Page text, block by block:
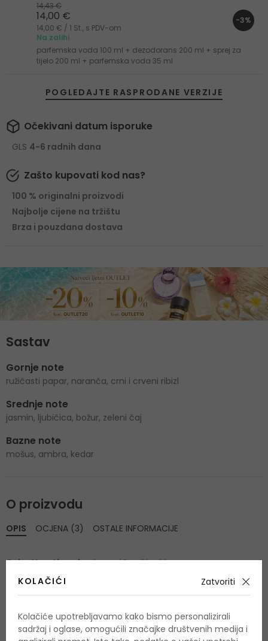
parfemska voda 100 ml + dezodorans 200 ml + sprej za
tijelo 200 ml + parfemska voda 35 ml
14,43 €
14,00 €
14,00 € / 1 St., s PDV-om
Na zalihi
-3%
POGLEDAJTE RASPRODANE VERZIJE
Očekivani datum isporuke
GLS 4-6 radnih dana
Zašto kupovati kod nas?
100 % originalni proizvodi
Najbolje cijene na tržištu
Brza i pouzdana dostava
Sastav
Gornje note
ružičasti papar, naranča, crni i crveni ribizl
Srednje note
jasmin, ljubičica, božur, zeleni čaj
Bazne note
mošus, ambra, kedar
O proizvodu
OPIS
Cuba Heartbreakerje novi ženski miris.
OCJENA (3) OSTALE INFORMACIJE
KOLAČIĆI Zatvoriti
Kolačiće upotrebljavamo kako bismo personalizirali
sadržaj i oglase, omogućili značajke društvenih medija i